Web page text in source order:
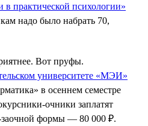
в практической психологии»
надо было набрать 70,
Вот пруфы.
университете «МЭИ»
в осеннем семестре
очники заплатят
заочной формы — 80 000 ₽.